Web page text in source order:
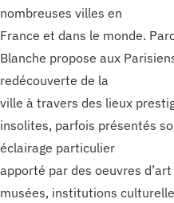
nombreuses villes en
France et dans le monde.
Blanche propose aux
redécouverte de la
ville à travers des lieux
insolites, parfois présentés
éclairage particulier
apporté par des oeuvres
musées, institutions